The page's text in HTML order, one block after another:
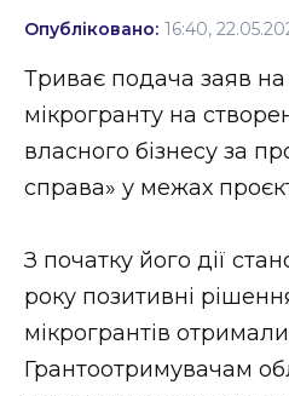
Соціум
Втрачений Ужгород
Втрачений Ужгород
Опубліковано: 16:40,
Триває подача заяв
мікрогранту на
власного бізнесу за
справа» у межах
З початку його дії
року позитивні
мікрогрантів отримали
Грантоотримувачам